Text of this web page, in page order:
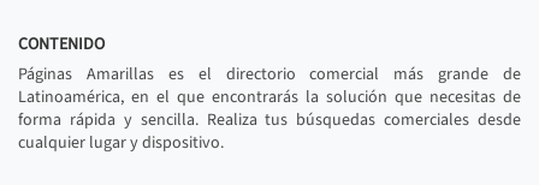
CONTENIDO
Páginas Amarillas es el directorio comercial más grande de
Latinoamérica, en el que encontrarás la solución que necesitas de
forma rápida y sencilla. Realiza tus búsquedas comerciales desde
cualquier lugar y dispositivo.